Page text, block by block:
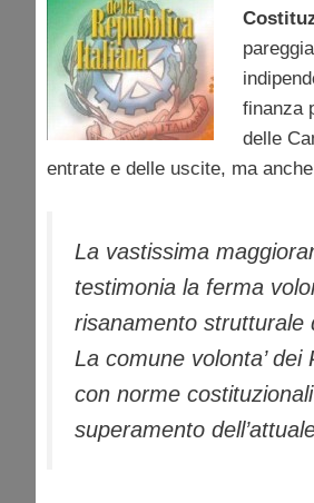
finanza
delle
entrate e delle uscite, ma
La vastissima
testimonia la ferma
risanamento strutturale
La comune volonta’
con norme
superamento